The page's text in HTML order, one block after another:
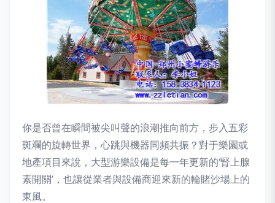
你是否曾在瞬間被尖叫聲的浪潮推向前方，步入五彩
斑斕的旋轉世界，心跳與機器同頻共振？對于樂園或
地產項目來說，大型游樂設備是每一年更新的‘腎上腺
素開關’，也讓從業者與設備商迎來新的輪賭沙場上的
東風。